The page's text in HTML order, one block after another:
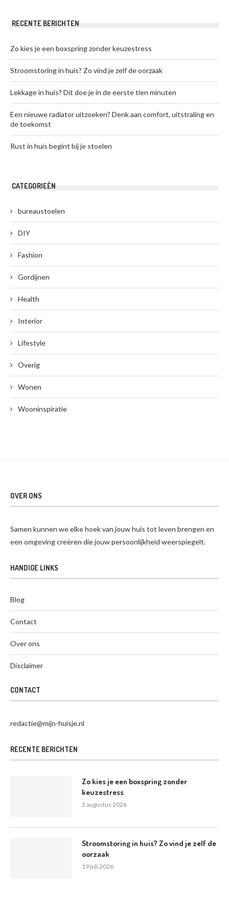
RECENTE BERICHTEN
Zo kies je een boxspring zonder keuzestress
Stroomstoring in huis? Zo vind je zelf de oorzaak
Lekkage in huis? Dit doe je in de eerste tien minuten
Een nieuwe radiator uitzoeken? Denk aan comfort, uitstraling en
de toekomst
Rust in huis begint bij je stoelen
CATEGORIEËN
bureaustoelen
DIY
Fashion
Gordijnen
Health
Interior
Lifestyle
Overig
Wonen
Wooninspiratie
OVER ONS
Samen kunnen we elke hoek van jouw huis tot leven brengen en
een omgeving creëren die jouw persoonlijkheid weerspiegelt.
HANDIGE LINKS
Blog
Contact
Over ons
Disclaimer
CONTACT
redactie@mijn-huisje.nl
RECENTE BERICHTEN
Zo kies je een boxspring zonder
keuzestress
2 augustus 2026
Stroomstoring in huis? Zo vind je zelf de
oorzaak
19 juli 2026